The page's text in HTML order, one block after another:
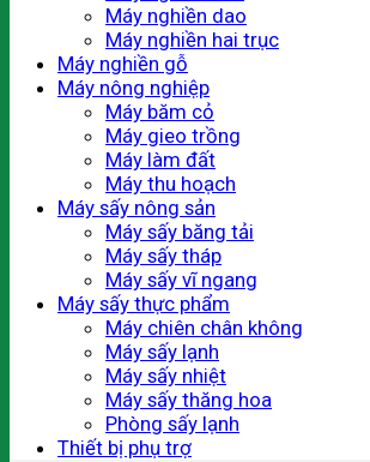
Máy nghiền dao
Máy nghiền hai trục
Máy nghiền gỗ
Máy nông nghiệp
Máy băm cỏ
Máy gieo trồng
Máy làm đất
Máy thu hoạch
Máy sấy nông sản
Máy sấy băng tải
Máy sấy tháp
Máy sấy vĩ ngang
Máy sấy thực phẩm
Máy chiên chân không
Máy sấy lạnh
Máy sấy nhiệt
Máy sấy thăng hoa
Phòng sấy lạnh
Thiết bị phụ trợ